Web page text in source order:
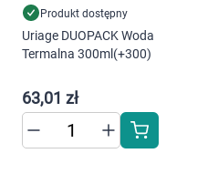
Produkt dostępny
Uriage DUOPACK Woda
Termalna 300ml(+300)
63,01 zł